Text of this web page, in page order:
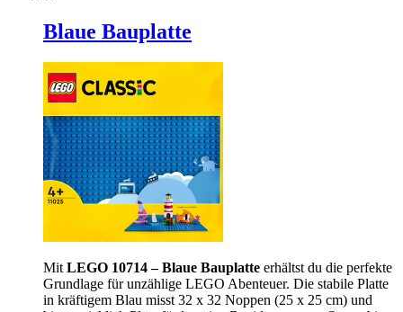
Blaue Bauplatte
Mit LEGO 10714 – Blaue Bauplatte erhältst du die perfekte
Grundlage für unzählige LEGO Abenteuer. Die stabile Platte
in kräftigem Blau misst 32 x 32 Noppen (25 x 25 cm) und